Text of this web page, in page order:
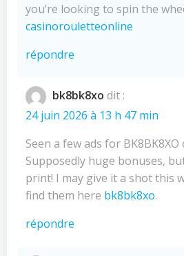
you’re looking to spin the
casinorouletteonline
répondre
bk8bk8xo dit :
24 juin 2026 à 13 h 47 min
Seen a few ads for
Supposedly huge bonuses,
print! I may give it a shot this
find them here bk8bk8xo.
répondre